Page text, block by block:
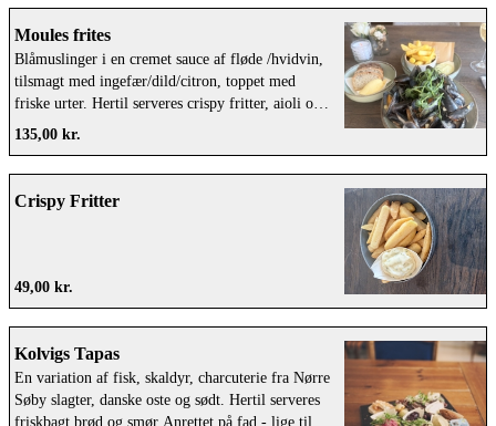
Moules frites
Blåmuslinger i en cremet sauce af fløde /hvidvin,
tilsmagt med ingefær/dild/citron, toppet med
friske urter. Hertil serveres crispy fritter, aioli og
brød.
135,00 kr.
Crispy Fritter
49,00 kr.
Kolvigs Tapas
En variation af fisk, skaldyr, charcuterie fra Nørre
Søby slagter, danske oste og sødt. Hertil serveres
friskbagt brød og smør Anrettet på fad - lige til at